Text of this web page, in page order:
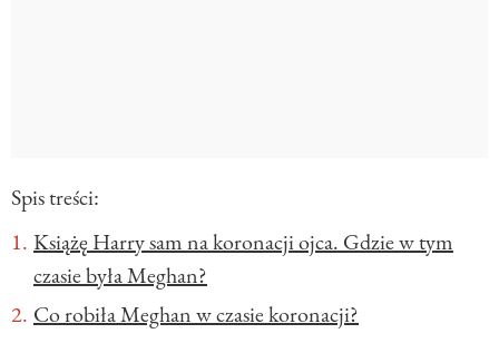
Spis treści:
Książę Harry sam na koronacji ojca. Gdzie w tym
czasie była Meghan?
Co robiła Meghan w czasie koronacji?